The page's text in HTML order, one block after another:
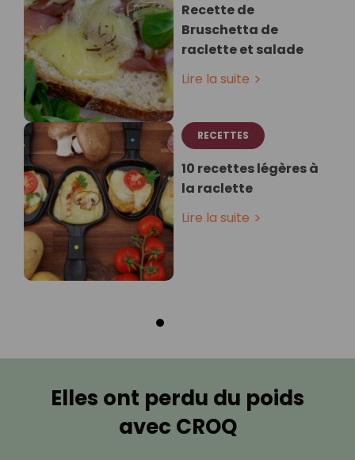
Recette de
Bruschetta de
raclette et salade⁣
Lire la suite
RECETTES
10 recettes légères à
la raclette
Lire la suite
Elles ont perdu du poids
avec CROQ